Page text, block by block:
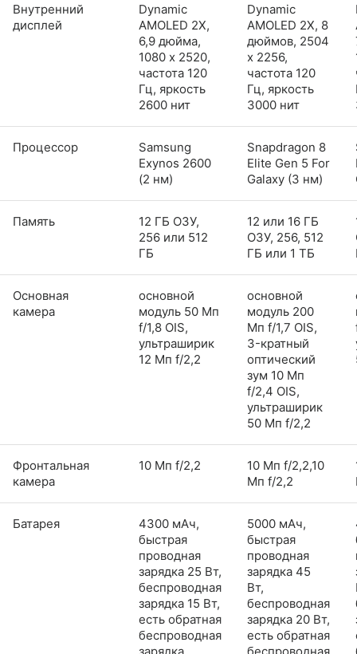
Внутренний
дисплей
Dynamic
AMOLED 2X,
6,9 дюйма,
1080 x 2520,
частота 120
Гц, яркость
2600 нит
Dynamic
AMOLED 2X, 8
дюймов, 2504
x 2256,
частота 120
Гц, яркость
3000 нит
Процессор
Samsung
Exynos 2600
(2 нм)
Snapdragon 8
Elite Gen 5 For
Galaxy (3 нм)
Память
12 ГБ ОЗУ,
256 или 512
ГБ
12 или 16 ГБ
ОЗУ, 256, 512
ГБ или 1 ТБ
Основная
камера
основной
модуль 50 Мп
f/1,8 OIS,
ультраширик
12 Мп f/2,2
основной
модуль 200
Мп f/1,7 OIS,
3-кратный
оптический
зум 10 Мп
f/2,4 OIS,
ультраширик
50 Мп f/2,2
Фронтальная
камера
10 Мп f/2,2
10 Мп f/2,2,10
Мп f/2,2
Батарея
4300 мАч,
быстрая
проводная
зарядка 25 Вт,
беспроводная
зарядка 15 Вт,
есть обратная
беспроводная
зарядка
5000 мАч,
быстрая
проводная
зарядка 45
Вт,
беспроводная
зарядка 20 Вт,
есть обратная
беспроводная